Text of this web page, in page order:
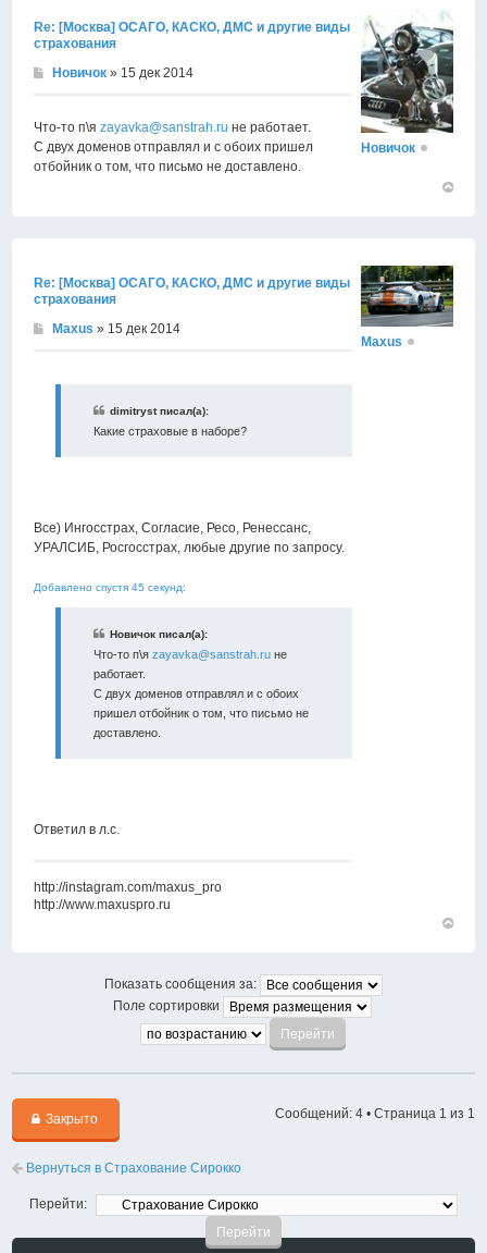
Re: [Москва] ОСАГО, КАСКО, ДМС и другие виды
страхования
Новичок » 15 дек 2014
Что-то п\яzayavka@sanstrah.ru не работает.
С двух доменов отправлял и с обоих пришел
отбойник о том, что письмо не доставлено.
Новичок
Re: [Москва] ОСАГО, КАСКО, ДМС и другие виды
страхования
Maxus » 15 дек 2014
dimitryst писал(а):
Какие страховые в наборе?
Все) Ингосстрах, Согласие, Ресо, Ренессанс,
УРАЛСИБ, Росгосстрах, любые другие по запросу.
Добавлено спустя 45 секунд:
Новичок писал(а):
Что-то п\яzayavka@sanstrah.ru не
работает.
С двух доменов отправлял и с обоих
пришел отбойник о том, что письмо не
доставлено.
Ответил в л.c.
http://instagram.com/maxus_pro
http://www.maxuspro.ru
Maxus
Показать сообщения за:
Поле сортировки
Закрыто Сообщений: 4 • Страница 1 из 1
Вернуться в Страхование Сирокко
Перейти: